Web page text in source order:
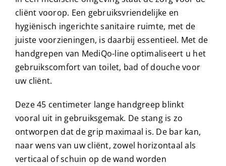
cliënt voorop. Een gebruiksvriendelijke en
hygiënisch ingerichte sanitaire ruimte, met de
juiste voorzieningen, is daarbij essentieel. Met de
handgrepen van MediQo-line optimaliseert u het
gebruikscomfort van toilet, bad of douche voor
uw cliënt.
Deze 45 centimeter lange handgreep blinkt
vooral uit in gebruiksgemak. De stang is zo
ontworpen dat de grip maximaal is. De bar kan,
naar wens van uw cliënt, zowel horizontaal als
verticaal of schuin op de wand worden